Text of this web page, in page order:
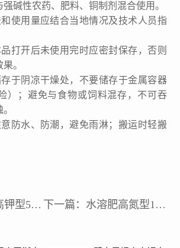
碱性农药、肥料、铜制剂混合使用。
使用量应结合当地情况及技术人员指
打开后未使用完时应密封保存，否则
。
于阴凉干燥处，不要储存于金属容器
）；避免与食物或饲料混存，不可吞
防水、防潮，避免雨淋；搬运时轻搬
型5kg/ 下一篇： 水溶肥高氮型10kg